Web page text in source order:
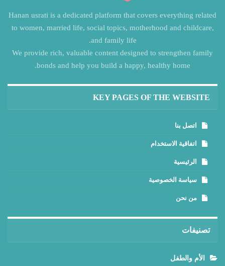
Hanan usrati is a dedicated platform that covers everything related
to women, married life, social topics, motherhood and childcare,
and family life.
We provide rich, valuable content designed to strengthen family
bonds and help you build a happy, healthy home.
KEY PAGES OF THE WEBSITE
اتصل بنا
اتفاقية الاستخدام
الرئيسية
سياسة الخصوصية
من نحن
تصنيفات
الأم والطفل